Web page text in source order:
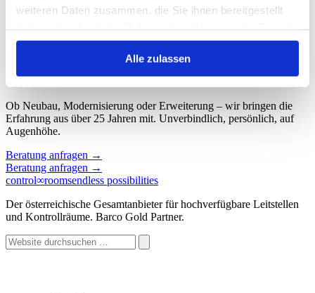
weiteren Daten zusammen, die Sie ihnen bereitgestellt
gesammelt haben.
Alle zulassen
Schlagwort: ISE
Keine Beiträge gefunden.
Sprechen wir über Ihren Kontroll∞raum.
Ob Neubau, Modernisierung oder Erweiterung – wir bringen die
Erfahrung aus über 25 Jahren mit. Unverbindlich, persönlich, auf
Augenhöhe.
Beratung anfragen →
Beratung anfragen →
control∞roomsendless possibilities
Der österreichische Gesamtanbieter für hochverfügbare Leitstellen
und Kontrollräume. Barco Gold Partner.
Website
durchsuchen